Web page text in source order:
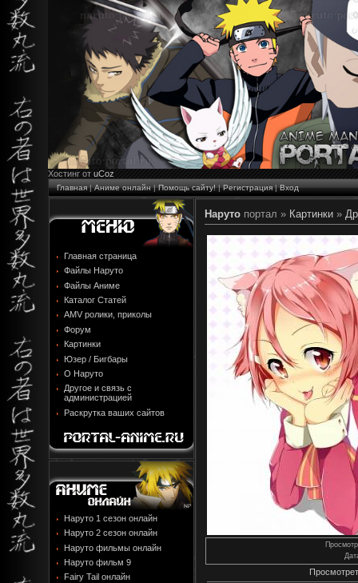
Хостинг от uCoz
Главная|Аниме онлайн|Помощь сайту!|Регистрация|Вход
Главная страница
Файлы Наруто
Файлы Аниме
Каталог Статей
AMV ролики, приколы
Форум
Картинки
Юзер / Бигбары
О Наруто
Другое и связь с
администрацией
Раскрутка ваших сайтов
Наруто 1 сезон онлайн
Наруто 2 сезон онлайн
Наруто фильмы онлайн
Наруто фильм 9
Fairy Tail онлайн
Наруто портал » Картинки »